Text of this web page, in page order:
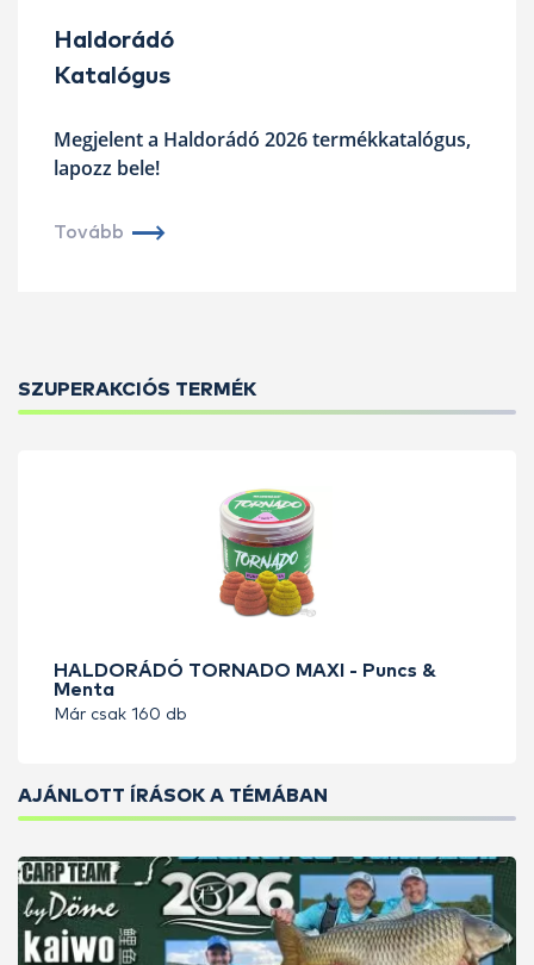
Haldorádó
Katalógus
Megjelent a Haldorádó 2026 termékkatalógus,
lapozz bele!
Tovább
SZUPERAKCIÓS TERMÉK
HALDORÁDÓ TORNADO MAXI - Puncs &
Menta
Már csak 160 db
AJÁNLOTT ÍRÁSOK A TÉMÁBAN